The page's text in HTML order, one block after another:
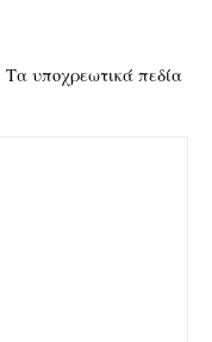
Τα υποχρεωτικά πεδία